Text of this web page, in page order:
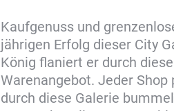
Kaufgenuss und
jährigen Erfolg dieser City
König flaniert er durch
Warenangebot. Jeder
durch diese Galerie